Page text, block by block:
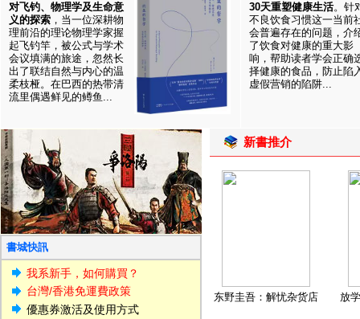
对飞钓、物理学及生命意
义的探索 ，当一位深耕物
理前沿的理论物理学家握
起飞钓竿，被公式与学术
会议填满的旅途，忽然长
出了联结自然与内心的温
柔枝桠。在巴西的热带清
流里偶遇鲜见的鳟鱼...
30天重塑健康生活。针
不良饮食习惯这一当前
会普遍存在的问题，介
了饮食对健康的重大影
响，帮助读者学会正确
择健康的食品，防止陷
虚假营销的陷阱...
書城快訊
我系新手，如何購買？
台灣/香港免運費政策
優惠券激活及使用方式
新書推介
东野圭吾：解忧杂货店 放